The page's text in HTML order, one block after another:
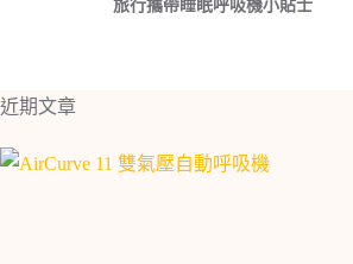
旅行攜帶睡眠呼吸機小貼士
近期文章